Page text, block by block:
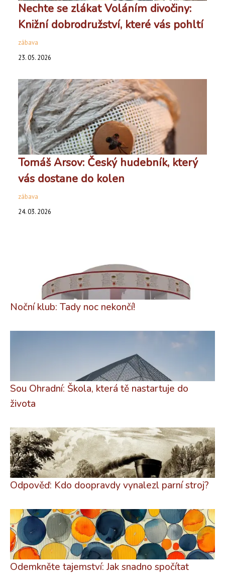
Nechte se zlákat Voláním divočiny:
Knižní dobrodružství, které vás pohltí
zábava
23. 05. 2026
Tomáš Arsov: Český hudebník, který
vás dostane do kolen
zábava
24. 03. 2026
Noční klub: Tady noc nekončí!
Sou Ohradní: Škola, která tě nastartuje do
života
Odpověď: Kdo doopravdy vynalezl parní stroj?
Odemkněte tajemství: Jak snadno spočítat